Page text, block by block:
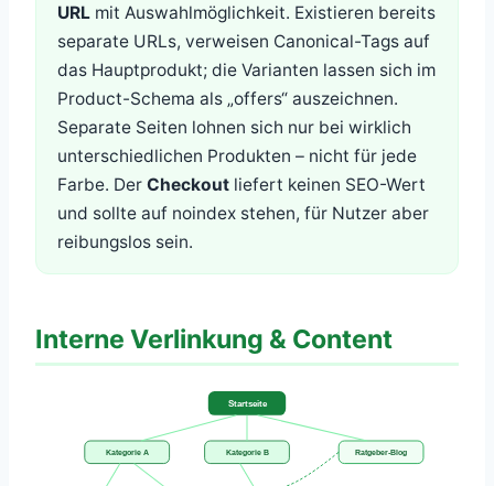
URLmit Auswahlmöglichkeit. Existieren bereits
separate URLs, verweisen Canonical-Tags auf
das Hauptprodukt; die Varianten lassen sich im
Product-Schema als „offers“ auszeichnen.
Separate Seiten lohnen sich nur bei wirklich
unterschiedlichen Produkten – nicht für jede
Farbe. Der Checkoutliefert keinen SEO-Wert
und sollte auf noindex stehen, für Nutzer aber
reibungslos sein.
Interne Verlinkung & Content
Startseite
Kategorie A Kategorie B Ratgeber-Blog